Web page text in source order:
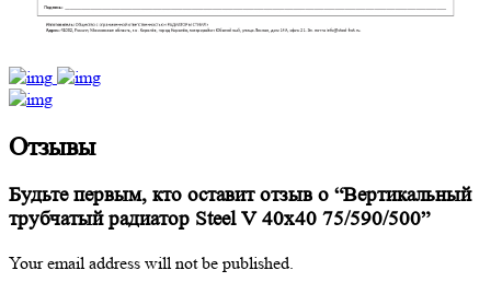
Отзывы
Будьте первым, кто оставит отзыв о “Вертикальный
трубчатый радиатор Steel V 40х40 75/590/500”
Your email address will not be published.